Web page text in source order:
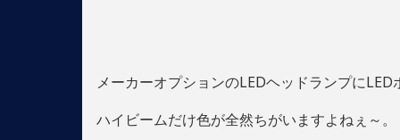
メーカーオプションのLEDヘッドランプにLED
ハイビームだけ色が全然ちがいますよねぇ～。